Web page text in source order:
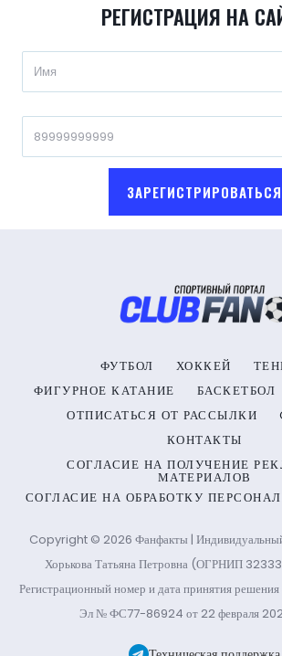
РЕГИСТРАЦИЯ НА
ЗАРЕГИСТРИРОВАТЬСЯ
ФУТБОЛ ХОККЕЙ
ФИГУРНОЕ КАТАНИЕ
БАСКЕТБОЛ
ОТПИСАТЬСЯ ОТ РАССЫЛКИ
КОНТАКТЫ
СОГЛАСИЕ НА ПОЛУЧЕНИЕ
МАТЕРИАЛОВ
СОГЛАСИЕ НА ОБРАБОТКУ
Copyright © 2026 Фанфакты |
Хорькова Татьяна Петровна (ОГРНИП
Регистрационный номер и дата принятия решения
Эл № ФС77-86924 от 22 февраля